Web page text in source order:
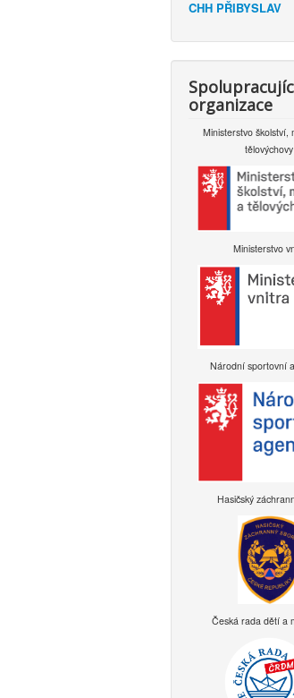
CHH PŘIBYSLAV
organizace
Ministerstvo školství,
tělovýchovy
Ministerstvo
Národní sportovní
Hasičský
Česká rada dětí a